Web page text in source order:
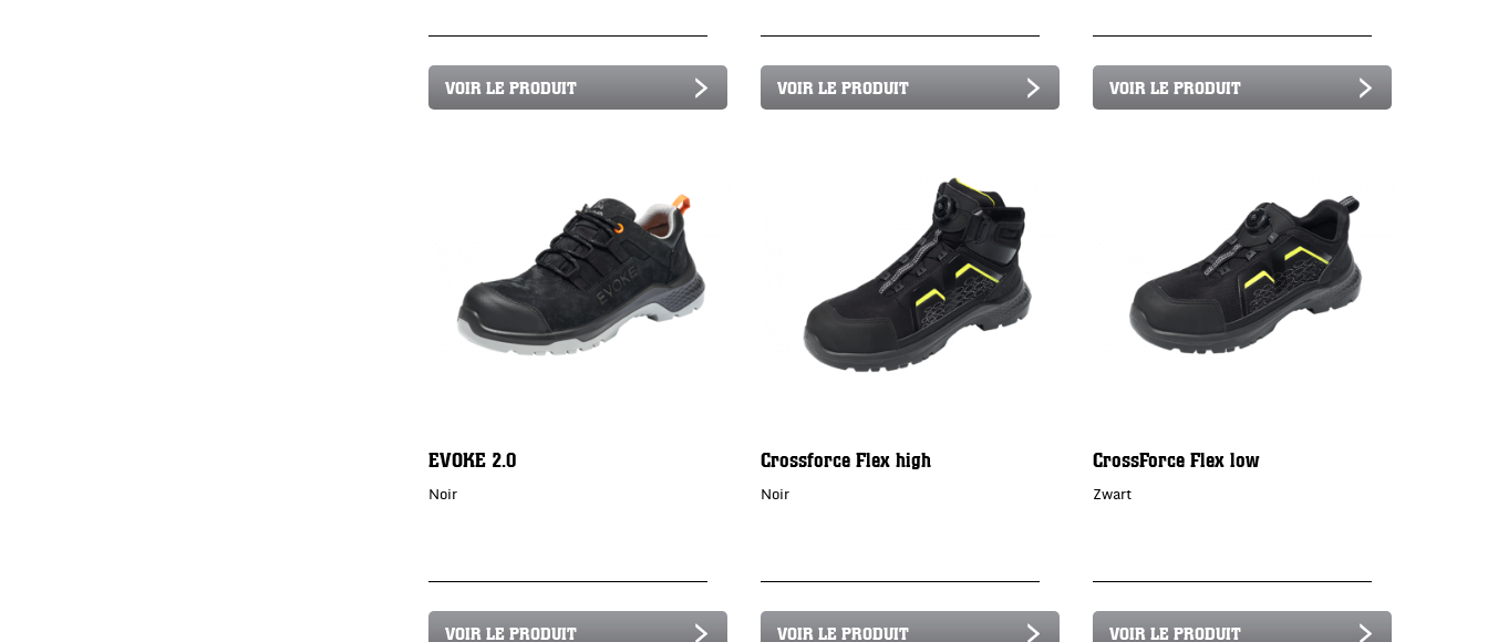
VOIR LE PRODUIT VOIR LE PRODUIT VOIR LE PRODUIT
EVOKE 2.0
Noir
VOIR LE PRODUIT
Crossforce Flex high
Noir
VOIR LE PRODUIT
CrossForce Flex low
Zwart
VOIR LE PRODUIT